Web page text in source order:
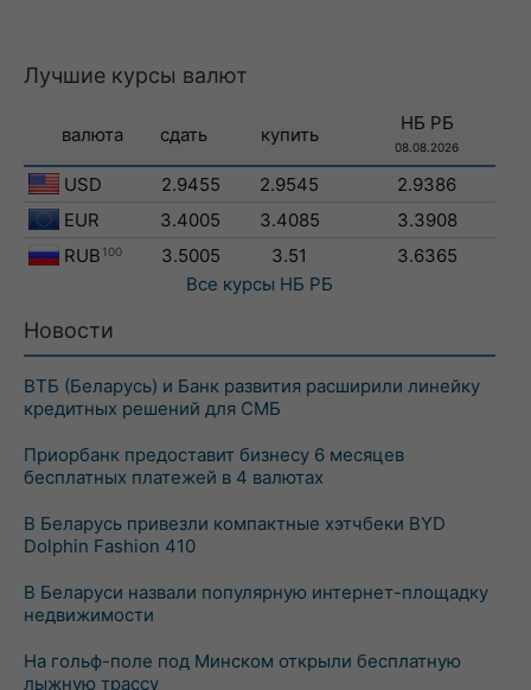
Лучшие курсы валют
валюта сдать купить
НБ РБ
08.08.2026
USD 2.9455 2.9545
2.9386
EUR
3.4005 3.4085
3.3908
RUB 100 3.5005 3.51
3.6365
Все курсы НБ РБ
Новости
ВТБ (Беларусь) и Банк развития расширили линейку
кредитных решений для СМБ
Приорбанк предоставит бизнесу 6 месяцев
бесплатных платежей в 4 валютах
В Беларусь привезли компактные хэтчбеки BYD
Dolphin Fashion 410
В Беларуси назвали популярную интернет-площадку
недвижимости
На гольф-поле под Минском открыли бесплатную
лыжную трассу